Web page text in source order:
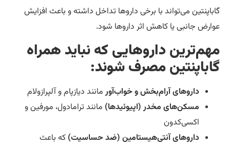
می‌تواند با برخی داروها تداخل داشته و باعث افزایش
جانبی یا کاهش اثر داروها شود.
داروهایی که نباید همراه
مصرف شوند:
داروهای آرام‌بخش و خواب‌آورمانند دیازپام و آلپرازولام
مسکن‌های مخدر (اپیوئیدها)مانند ترامادول، مورفین و
اکسی‌کدون
داروهای آنتی‌هیستامین (ضد حساسیت)که باعث